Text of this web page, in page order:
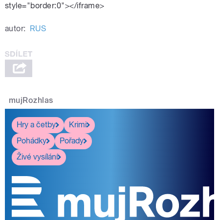
style="border:0"></iframe>
autor: RUS
mujRozhlas
Hry a četby
Krimi
Pohádky
Pořady
Živé vysílání